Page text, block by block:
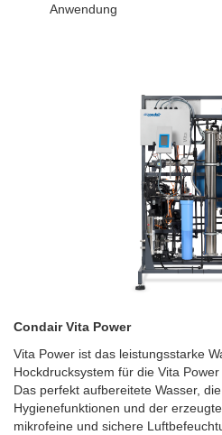
Anwendung
Condair Vita Power
Vita Power ist das leistungsstarke
Hockdrucksystem für die Vita
Das perfekt aufbereitete Wasser,
Hygienefunktionen und der
mikrofeine und sichere